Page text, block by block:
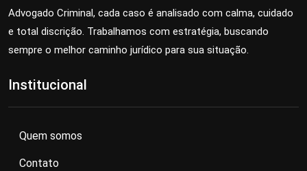
Advogado Criminal, cada caso é analisado com calma, cuidado
e total discrição. Trabalhamos com estratégia, buscando
sempre o melhor caminho jurídico para sua situação.
Institucional
Quem somos
Contato